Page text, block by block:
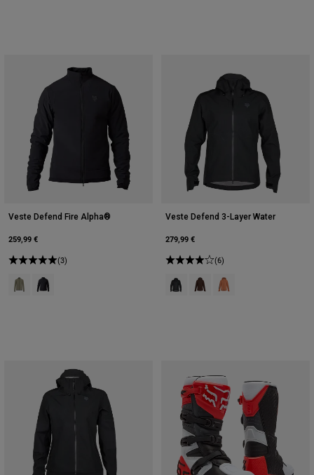
Veste Defend Fire Alpha®
259,99 €
(3)
Product swatch type of Rouge Adobe.
Product swatch type of Noir.
Veste Defend 3-Layer Water
279,99 €
(6)
Product swatch type of Noir.
Product swatch type of
Product swatch type